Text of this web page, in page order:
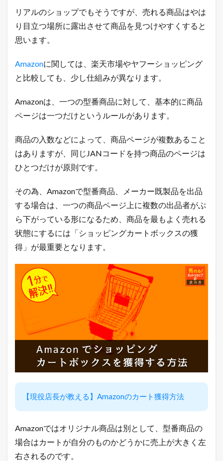
4
日
日
の
市
フ
シ
ョ
ン
グ
の
売
れ
筋
商
2.1
楽
天
市
場
デ
イ
リ
ラ
ン
ヤ
ー
シ
リアルのショップでもそうですが、売れる商品はやは
り目立つ場所に露出させて商品を見つけやすくすると
思います。
Amazonに関しては、楽天市場やヤフーショッピング
と比較しても、少し仕組みが異なります。
Amazonは、一つの型番商品に対して、基本的に商品
ページは一つだけというルールがあります。
商品の入数などによって、商品ページが複数あること
はありますが、同じJANコードを持つ商品のページは
ひとつだけが原則です。
その為、Amazonで型番商品、メーカー既製品を出品
する場合は、一つの商品ページ上に複数の出品者がぶ
ら下がっている形になるため、商品を最もよく売れる
状態にするには「ショッピングカートボックスの獲
得」が最重要となります。
【現役店長が教える】Amazonのカート獲得方法
Amazonではオリジナル商品は別として、型番商品の
場合はカートが自分のものかどうかに売上が大きく左
右されるのです。